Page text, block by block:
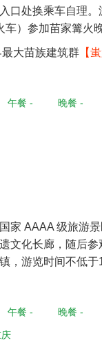
口处换乘车自理。
）参加苗家篝火晚
大苗族建筑群 【
- 午餐 - 晚餐 -
家 AAAA 级旅游景
文化长廊，随后参
游览时间不低于
- 午餐 - 晚餐 -